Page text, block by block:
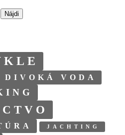
DIVOKÁ VODA
JACHTING